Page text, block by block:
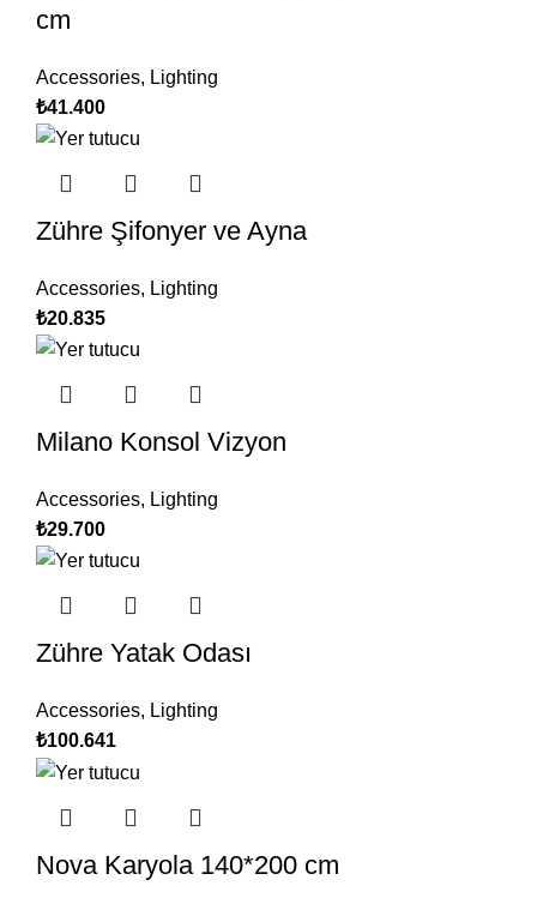
cm
Accessories, Lighting
₺41.400
Zühre Şifonyer ve Ayna
Accessories, Lighting
₺20.835
Milano Konsol Vizyon
Accessories, Lighting
₺29.700
Zühre Yatak Odası
Accessories, Lighting
₺100.641
Nova Karyola 140*200 cm